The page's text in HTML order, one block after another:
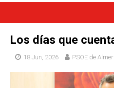
Los días que
18 Jun, 2026 PSOE de